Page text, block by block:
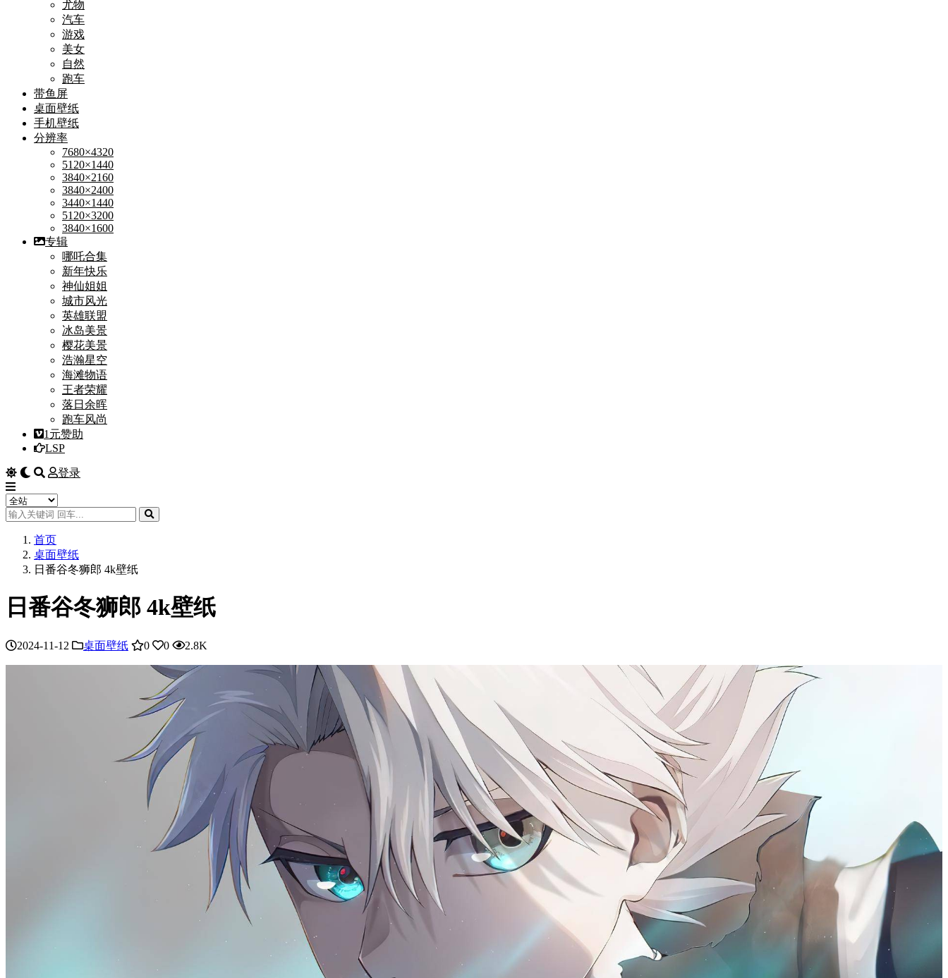
尤物
汽车
游戏
美女
自然
跑车
带鱼屏
桌面壁纸
手机壁纸
分辨率
7680×4320
5120×1440
3840×2160
3840×2400
3440×1440
5120×3200
3840×1600
专辑
哪吒合集
新年快乐
神仙姐姐
城市风光
英雄联盟
冰岛美景
樱花美景
浩瀚星空
海滩物语
王者荣耀
落日余晖
跑车风尚
1元赞助
LSP
登录
首页
桌面壁纸
日番谷冬狮郎 4k壁纸
日番谷冬狮郎 4k壁纸
2024-11-12 桌面壁纸 0 0 2.8K